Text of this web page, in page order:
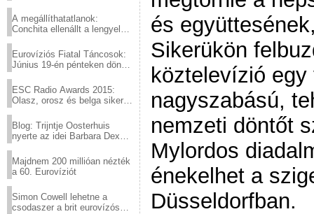
A megállíthatatlanok:
Conchita ellenállt a lengyel
Eurovíziós Fiatal Táncosok:
Június 19-én pénteken döntő
ESC Radio Awards 2015:
Olasz, orosz és belga siker,
Blog: Trijntje Oosterhuis
nyerte az idei Barbara Dex
Majdnem 200 millióan nézték
a 60. Eurovíziót
Simon Cowell lehetne a
csodaszer a brit eurovízós
és
Sikerükön
köztelevízió
nagyszabású,
nemzeti döntőt
Mylordos
énekelhet a
Düsseldorfban.